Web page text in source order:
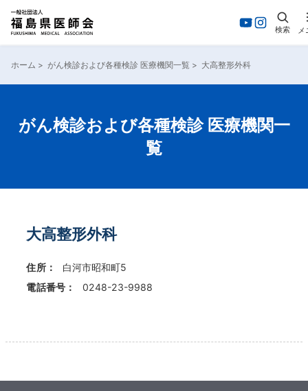
検索 メ
ホーム > がん検診および各種検診 医療機関一覧 > 大高整形外科
がん検診および各種検診 医療機関一
覧
大高整形外科
住所：
白河市昭和町5
電話番号：
0248-23-9988